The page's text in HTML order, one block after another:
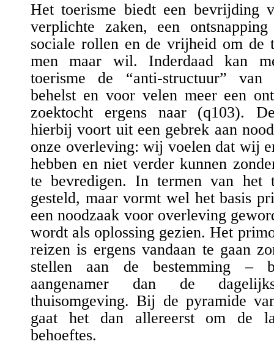
Het toerisme biedt een bevrijding
verplichte zaken, een
sociale rollen en de vrijheid om de
men maar wil. Inderdaad kan
toerisme de “anti-structuur” van
behelst en voor velen meer een
zoektocht ergens naar (q103).
hierbijvoort uit een gebrek aan
onze overleving: wij voelen dat wij
hebben en niet verder kunnen
te bevredigen. In termen van het
gesteld, maar vormt wel het basis
een noodzaak voor overleving
wordt als oplossing gezien.Het
reizen is ergens vandaan te gaan
stellen aan de bestemming –
aangenamer dan de
thuisomgeving. Bij de pyramide
gaat het dan allereerst om de
behoeftes.